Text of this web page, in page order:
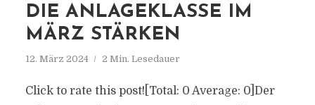
DIE ANLAGEKLASSE IM
MÄRZ STÄRKEN
12. März 2024 2 Min. Lesedauer
Click to rate this post![Total: 0 Average: 0]Der